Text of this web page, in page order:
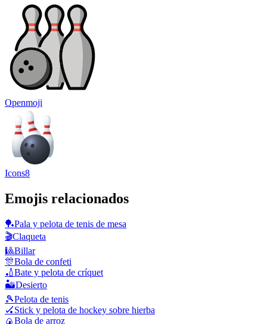
Openmoji
Icons8
Emojis relacionados
🏓Pala y pelota de tenis de mesa
🎬Claqueta
🎱Billar
🎊Bola de confeti
🏏Bate y pelota de críquet
🏜️Desierto
🎾Pelota de tenis
🏑Stick y pelota de hockey sobre hierba
🍙Bola de arroz